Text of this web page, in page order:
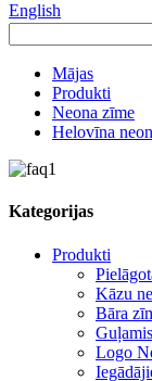
English
Mājas
Produkti
Neona zīme
Helovīna
Kategorijas
Produkti
Kāzu
Bāra
Logo